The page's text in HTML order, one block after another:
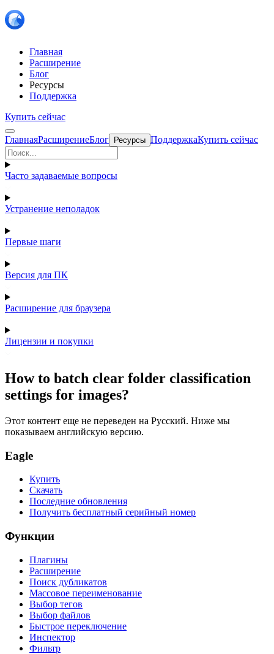
Главная
Расширение
Блог
Ресурсы
Поддержка
Купить сейчас
ГлавнаяРасширениеБлог Ресурсы ПоддержкаКупить сейчас
Часто задаваемые вопросы
Устранение неполадок
Первые шаги
Версия для ПК
Расширение для браузера
Лицензии и покупки
How to batch clear folder classification
settings for images?
Этот контент еще не переведен на Русский. Ниже мы
показываем английскую версию.
Eagle
Купить
Скачать
Последние обновления
Получить бесплатный серийный номер
Функции
Плагины
Расширение
Поиск дубликатов
Массовое переименование
Выбор тегов
Выбор файлов
Быстрое переключение
Инспектор
Фильтр